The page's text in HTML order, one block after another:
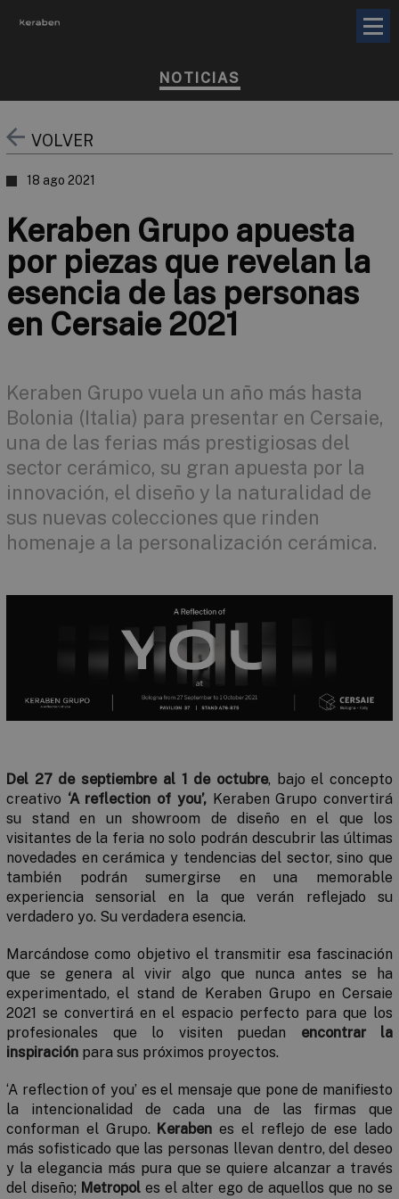
NOTICIAS
VOLVER
18 ago 2021
Keraben Grupo apuesta
por piezas que revelan la
esencia de las personas
en Cersaie 2021
Keraben Grupo vuela un año más hasta
Bolonia (Italia) para presentar en Cersaie,
una de las ferias más prestigiosas del
sector cerámico, su gran apuesta por la
innovación, el diseño y la naturalidad de
sus nuevas colecciones que rinden
homenaje a la personalización cerámica.
Del 27 de septiembre al 1 de octubre, bajo el concepto
creativo ‘A reflection of you’, Keraben Grupo convertirá
su stand en un showroom de diseño en el que los
visitantes de la feria no solo podrán descubrir las últimas
novedades en cerámica y tendencias del sector, sino que
también podrán sumergirse en una memorable
experiencia sensorial en la que verán reflejado su
verdadero yo. Su verdadera esencia.
Marcándose como objetivo el transmitir esa fascinación
que se genera al vivir algo que nunca antes se ha
experimentado, el stand de Keraben Grupo en Cersaie
2021 se convertirá en el espacio perfecto para que los
profesionales que lo visiten puedan encontrar la
inspiración para sus próximos proyectos.
‘A reflection of you’ es el mensaje que pone de manifiesto
la intencionalidad de cada una de las firmas que
conforman el Grupo. Kerabenes el reflejo de ese lado
más sofisticado que las personas llevan dentro, del deseo
y la elegancia más pura que se quiere alcanzar a través
del diseño; Metropol es el alter ego de aquellos que no se